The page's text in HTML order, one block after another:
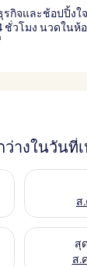
กิจและช้อปปิ้งใ
ชั่วโมง นวดในห้
างในวันที่
คืนนี้ ส.ค. 7 - ส
ส
ตรวจสอบ
ดสัปดาห์นี้ ส.สุ
ส.
ตรวจสอบจ